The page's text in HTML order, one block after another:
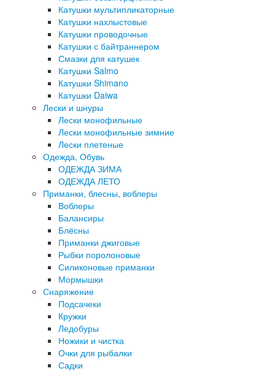
Катушки мультипликаторные
Катушки нахлыстовые
Катушки проводочные
Катушки с байтраннером
Смазки для катушек
Катушки Salmo
Катушки Shimano
Катушки Daiwa
Лески и шнуры
Лески монофильные
Лески монофильные зимние
Лески плетеные
Одежда, Обувь
ОДЕЖДА ЗИМА
ОДЕЖДА ЛЕТО
Приманки, блесны, воблеры
Воблеры
Балансиры
Блёсны
Приманки джиговые
Рыбки поролоновые
Силиконовые приманки
Мормышки
Снаряжение
Подсачеки
Кружки
Ледобуры
Ножики и чистка
Очки для рыбалки
Садки